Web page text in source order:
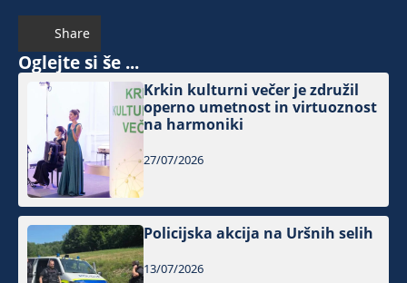
Share
Oglejte si še ...
Krkin kulturni večer je združil
operno umetnost in virtuoznost
na harmoniki
27/07/2026
Policijska akcija na Uršnih selih
13/07/2026